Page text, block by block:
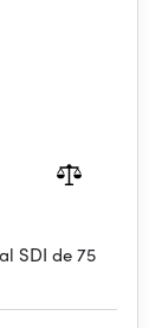
SDI de 75